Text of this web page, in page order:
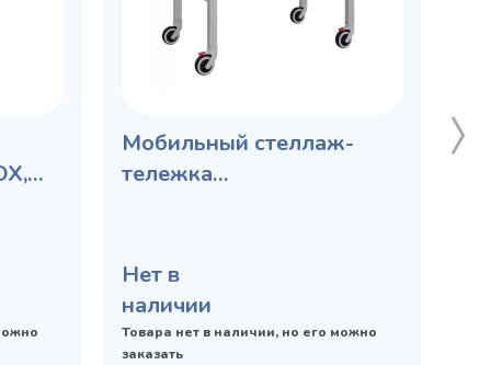
Мобильный стеллаж-
тележка
Нет в
наличии
Товара нет в наличии, но его можно
заказать